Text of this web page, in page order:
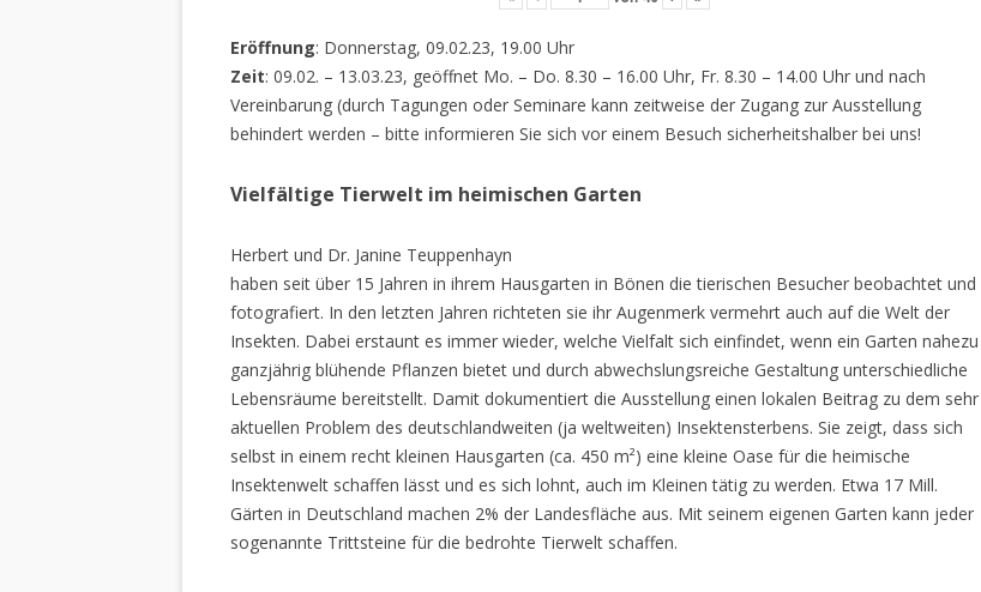
Eröffnung: Donnerstag, 09.02.23, 19.00 Uhr
Zeit: 09.02. – 13.03.23, geöffnet Mo. – Do. 8.30 – 16.00 Uhr, Fr. 8.30 – 14.00 Uhr und nach
Vereinbarung (durch Tagungen oder Seminare kann zeitweise der Zugang zur Ausstellung
behindert werden – bitte informieren Sie sich vor einem Besuch sicherheitshalber bei uns!
Vielfältige Tierwelt im heimischen Garten
Herbert und Dr. Janine Teuppenhayn
haben seit über 15 Jahren in ihrem Hausgarten in Bönen die tierischen Besucher beobachtet und
fotografiert. In den letzten Jahren richteten sie ihr Augenmerk vermehrt auch auf die Welt der
Insekten. Dabei erstaunt es immer wieder, welche Vielfalt sich einfindet, wenn ein Garten nahezu
ganzjährig blühende Pflanzen bietet und durch abwechslungsreiche Gestaltung unterschiedliche
Lebensräume bereitstellt. Damit dokumentiert die Ausstellung einen lokalen Beitrag zu dem sehr
aktuellen Problem des deutschlandweiten (ja weltweiten) Insektensterbens. Sie zeigt, dass sich
selbst in einem recht kleinen Hausgarten (ca. 450 m²) eine kleine Oase für die heimische
Insektenwelt schaffen lässt und es sich lohnt, auch im Kleinen tätig zu werden. Etwa 17 Mill.
Gärten in Deutschland machen 2% der Landesfläche aus. Mit seinem eigenen Garten kann jeder
sogenannte Trittsteine für die bedrohte Tierwelt schaffen.